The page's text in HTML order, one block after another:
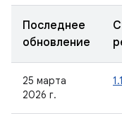
Последнее
обновление
25 марта
2026 г.